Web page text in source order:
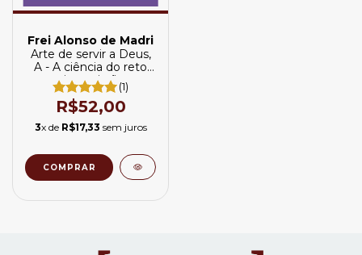
Frei Alonso de Madri
Arte de servir a Deus,
A - A ciência do reto
viver cristão(1)
R$52,00
3x de R$17,33 sem juros